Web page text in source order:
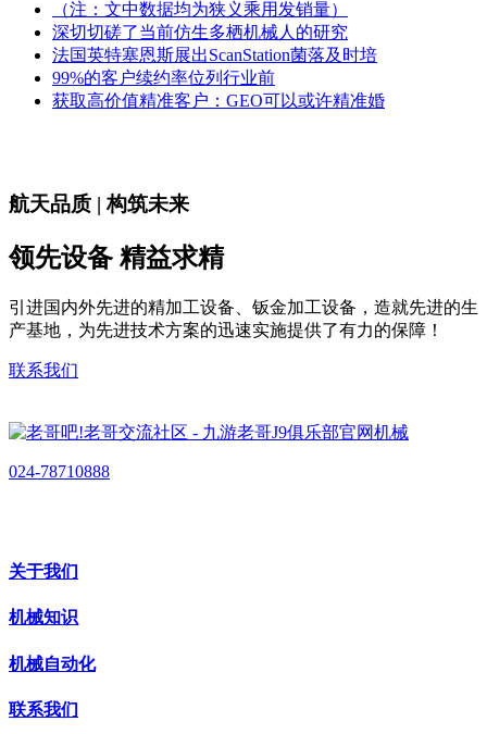
（注：文中数据均为狭义乘用发销量）
深切切磋了当前仿生多栖机械人的研究
法国英特塞恩斯展出ScanStation菌落及时培
99%的客户续约率位列行业前
获取高价值精准客户：GEO可以或许精准婚
航天品质 | 构筑未来
领先设备 精益求精
引进国内外先进的精加工设备、钣金加工设备，造就先进的生
产基地，为先进技术方案的迅速实施提供了有力的保障！
联系我们
024-78710888
关于我们
机械知识
机械自动化
联系我们